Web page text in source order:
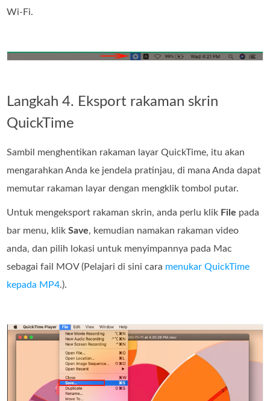
Wi-Fi.
Langkah 4. Eksport rakaman skrin
QuickTime
Sambil menghentikan rakaman layar QuickTime, itu akan
mengarahkan Anda ke jendela pratinjau, di mana Anda dapat
memutar rakaman layar dengan mengklik tombol putar.
Untuk mengeksport rakaman skrin, anda perlu klik File pada
bar menu, klikSave, kemudian namakan rakaman video
anda, dan pilih lokasi untuk menyimpannya pada Mac
sebagai fail MOV (Pelajari di sini cara menukar QuickTime
kepada MP4.).